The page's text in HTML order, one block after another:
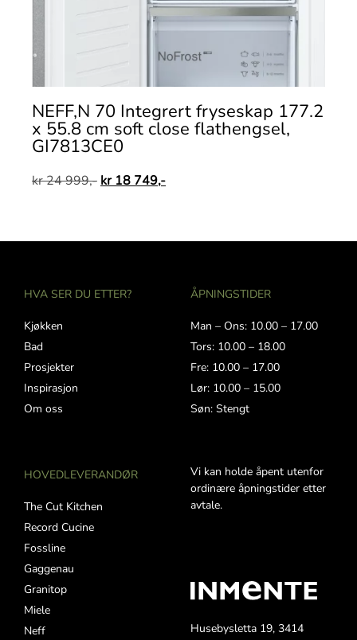
NEFF,N 70 Integrert fryseskap 177.2
x 55.8 cm soft close flathengsel,
GI7813CE0
kr24 999,- kr18 749,-
HVA SER DU ETTER?
Kjøkken
Bad
Prosjekter
Inspirasjon
Om oss
HOVEDLEVERANDØR
The Cut Kitchen
Record Cucine
Fossline
Gaggenau
Granitop
Miele
Neff
ÅPNINGSTIDER
Man – Ons: 10.00 – 17.00
Tors: 10.00 – 18.00
Fre: 10.00 – 17.00
Lør: 10.00 – 15.00
Søn: Stengt
Vi kan holde åpent utenfor
ordinære åpningstider etter
avtale.
Husebysletta 19, 3414